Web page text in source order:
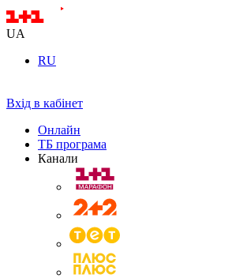
UA
RU
Вхід в кабінет
Онлайн
ТБ програма
Канали